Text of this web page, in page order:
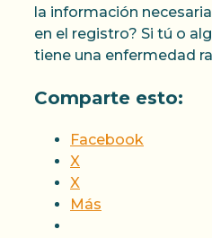
la información
en el registro? Si tú o
tiene una enfermedad
Comparte esto:
Facebook
X
X
Más